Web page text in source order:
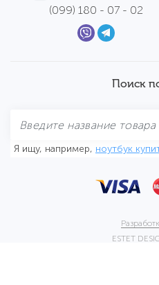
(099) 180 - 07 - 02
Поиск
Я ищу, например, ноутбук
ESTET